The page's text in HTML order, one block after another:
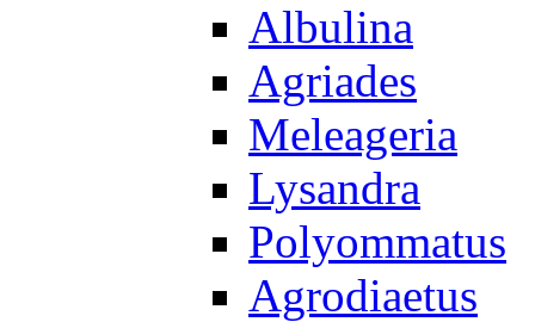
Albulina
Agriades
Meleageria
Lysandra
Polyommatus
Agrodiaetus